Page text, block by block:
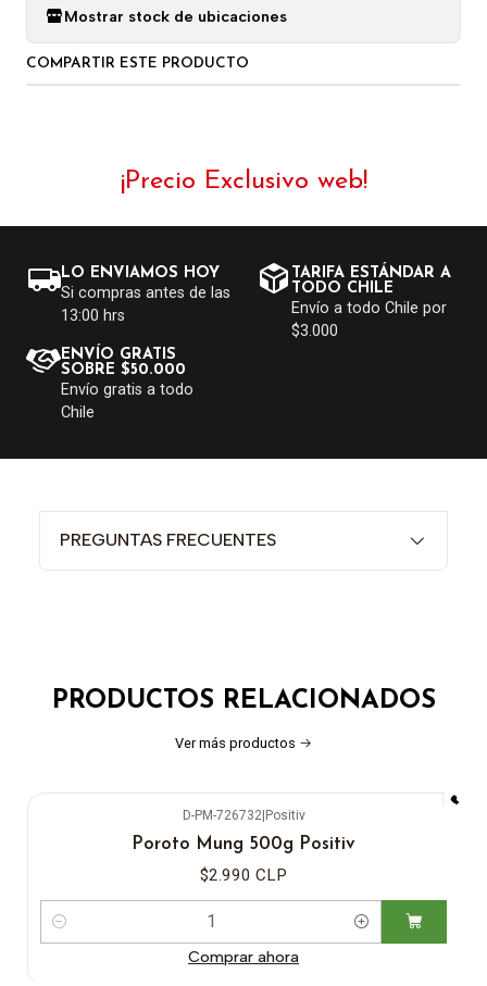
Mostrar stock de ubicaciones
COMPARTIR ESTE PRODUCTO
¡Precio Exclusivo web!
LO ENVIAMOS HOY
Si compras antes de las
13:00 hrs
TARIFA ESTÁNDAR A
TODO CHILE
Envío a todo Chile por
$3.000
ENVÍO GRATIS
SOBRE $50.000
Envío gratis a todo
Chile
PREGUNTAS FRECUENTES
PRODUCTOS RELACIONADOS
Ver más productos
D-PM-726732|Positiv
Poroto Mung 500g Positiv
$2.990 CLP
Cantidad
Comprar ahora